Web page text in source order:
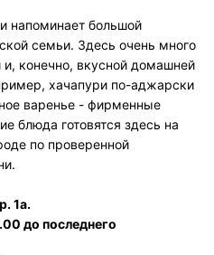
напоминает большой
семьи. Здесь очень много
конечно, вкусной домашней
хачапури по-аджарски
варенье - фирменные
блюда готовятся здесь на
по проверенной
1а.
до последнего